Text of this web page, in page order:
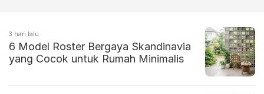
3 hari lalu
6 Model Roster Bergaya Skandinavia
yang Cocok untuk Rumah Minimalis